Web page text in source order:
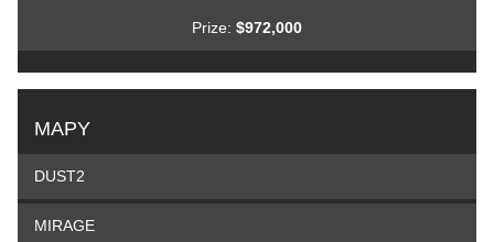
Prize: $972,000
MAPY
DUST2
MIRAGE